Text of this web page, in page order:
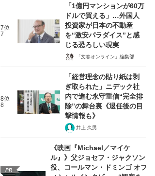
7位
7
「1億円マンションが60万
ドルで買える」…外国人
投資家が日本の不動産
を“激安パラダイス”と感
じる恐ろしい現実
「文春オンライン」編集部
8位
8
「経営理念の貼り紙は剥
ぎ取られた」ニデック社
内で進む永守重信“完全排
除”の舞台裏《退任後の目
撃情報も》
井上 久男
PR
《映画『Michael／マイケ
ル』》父ジョセフ・ジャクソン
役、コールマン・ドミンゴ オフ